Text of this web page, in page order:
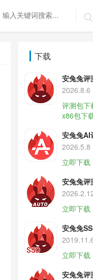

下载
安兔兔评
2026.8.6
评测包下
x86包下
安兔兔AI
2026.5.8
立即下载
安兔兔评
立即下载
安兔兔
立即下载
安兔兔评